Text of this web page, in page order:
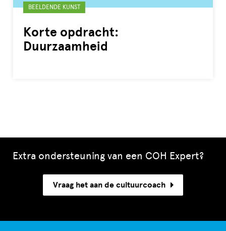
Korte opdracht:
Duurzaamheid
Gelabeld
met:
BEELDENDE KUNST
Extra ondersteuning van een COH Expert?
Vraag het aan de cultuurcoach